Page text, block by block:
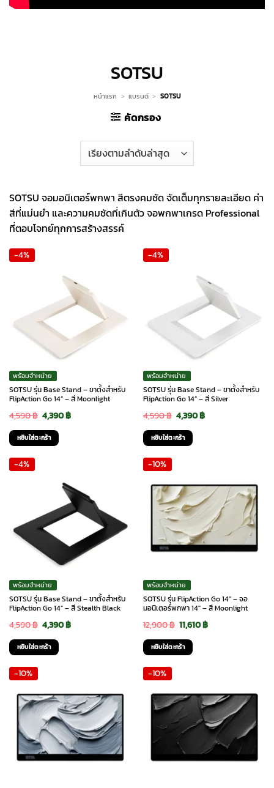
SOTSU
หน้าแรก > แบรนด์ > SOTSU
คัดกรอง
SOTSU จอมอนิเตอร์พกพา สีตรงคมชัด จัดเต็มทุกรายละเอียด ค่า
สีที่แม่นยำ และความคมชัดที่เกินตัว จอพกพาเกรด Professional
ที่ตอบโจทย์ทุกการสร้างสรรค์
-4%
พร้อมจำหน่าย
SOTSU รุ่น Base Stand – ขาตั้งสำหรับ
FlipAction Go 14” – สี Moonlight
4,590฿ Original
price
was:
4,390฿Current
หยิบใส่ตะกร้า
-4%
พร้อมจำหน่าย
SOTSU รุ่น Base Stand – ขาตั้งสำหรับ
FlipAction Go 14” – สี Silver
4,590฿ Original
price
was:
4,390฿Current
หยิบใส่ตะกร้า
-4%
พร้อมจำหน่าย
SOTSU รุ่น Base Stand – ขาตั้งสำหรับ
FlipAction Go 14” – สี Stealth Black
4,590฿ Original
price
was:
4,390฿Current
หยิบใส่ตะกร้า
-10%
พร้อมจำหน่าย
SOTSU รุ่น FlipAction Go 14″ – จอ
มอนิเตอร์พกพา 14″ – สี Moonlight
12,900฿ Original
price
was:
11,610฿Current
หยิบใส่ตะกร้า
-10% -10%